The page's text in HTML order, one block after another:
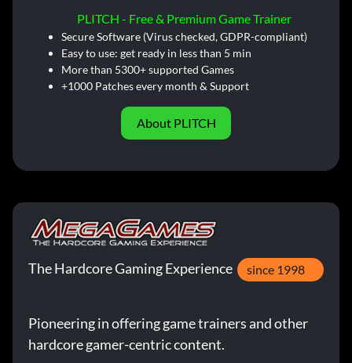
PLITCH - Free & Premium Game Trainer
Secure Software (Virus checked, GDPR-compliant)
Easy to use: get ready in less than 5 min
More than 5300+ supported Games
+1000 Patches every month & Support
About PLITCH
The Hardcore Gaming Experience since 1998
Pioneering in offering game trainers and other
hardcore gamer-centric content.